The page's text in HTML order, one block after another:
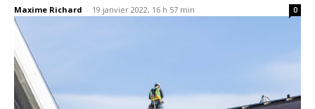
Maxime Richard - 19 janvier 2022, 16 h 57 min 0